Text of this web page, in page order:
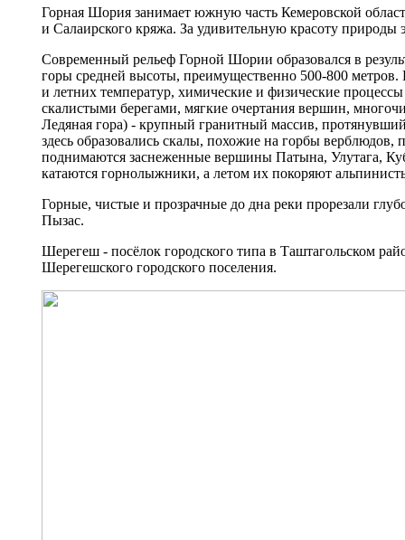
Горная Шория занимает южную часть Кемеровской
и Салаирского кряжа. За удивительную красоту
Современный рельеф Горной Шории образовался в
горы средней высоты, преимущественно 500-800
и летних температур, химические и физические
скалистыми берегами, мягкие очертания вершин,
Ледяная гора) - крупный гранитный массив,
здесь образовались скалы, похожие на горбы
поднимаются заснеженные вершины Патына, Улутага,
катаются горнолыжники, а летом их покоряют
Горные, чистые и прозрачные до дна реки прорезали
Пызас.
Шерегеш - посёлок городского типа в Таштагольском
Шерегешского городского поселения.